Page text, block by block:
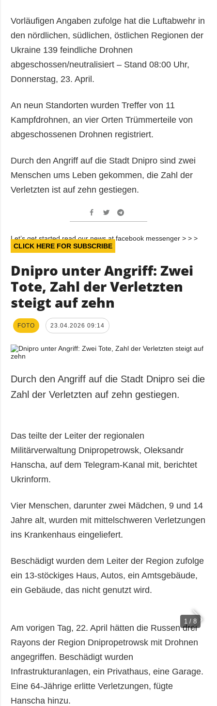
Vorläufigen Angaben zufolge hat die Luftabwehr in
den nördlichen, südlichen, östlichen Regionen der
Ukraine 139 feindliche Drohnen
abgeschossen/neutralisiert – Stand 08:00 Uhr,
Donnerstag, 23. April.
An neun Standorten wurden Treffer von 11
Kampfdrohnen, an vier Orten Trümmerteile von
abgeschossenen Drohnen registriert.
Durch den Angriff auf die Stadt Dnipro sind zwei
Menschen ums Leben gekommen, die Zahl der
Verletzten ist auf zehn gestiegen.
Let’s get started read our news at facebook messenger > > >
CLICK HERE FOR SUBSCRIBE
Dnipro unter Angriff: Zwei
Tote, Zahl der Verletzten
steigt auf zehn
FOTO 23.04.2026 09:14
Durch den Angriff auf die Stadt Dnipro sei die
Zahl der Verletzten auf zehn gestiegen.
Das teilte der Leiter der regionalen
Militärverwaltung Dnipropetrowsk, Oleksandr
Hanscha, auf dem Telegram-Kanal mit, berichtet
Ukrinform.
Vier Menschen, darunter zwei Mädchen, 9 und 14
Jahre alt, wurden mit mittelschweren Verletzungen
ins Krankenhaus eingeliefert.
Beschädigt wurden dem Leiter der Region zufolge
ein 13-stöckiges Haus, Autos, ein Amtsgebäude,
ein Gebäude, das nicht genutzt wird.
1 / 8
Am vorigen Tag, 22. April hätten die Russen drei
Rayons der Region Dnipropetrowsk mit Drohnen
angegriffen. Beschädigt wurden
Infrastrukturanlagen, ein Privathaus, eine Garage.
Eine 64-Jährige erlitte Verletzungen, fügte
Hanscha hinzu.